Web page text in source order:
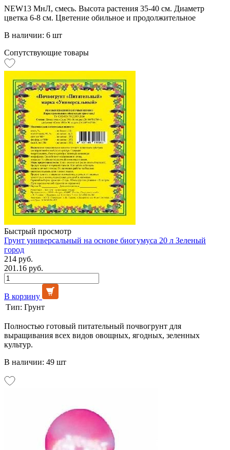
NEW13 МнЛ, смесь. Высота растения 35-40 см. Диаметр
цветка 6-8 см. Цветение обильное и продолжительное
В наличии: 6 шт
Сопутствующие товары
Быстрый просмотр
Грунт универсальный на основе биогумуса 20 л Зеленый
город
214 руб.
201.16 руб.
В корзину
Тип: Грунт
Полностью готовый питательный почвогрунт для
выращивания всех видов овощных, ягодных, зеленных
культур.
В наличии: 49 шт